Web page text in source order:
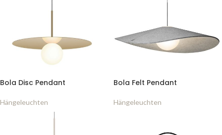
Bola Disc Pendant
Hängeleuchten
Bola Felt Pendant
Hängeleuchten